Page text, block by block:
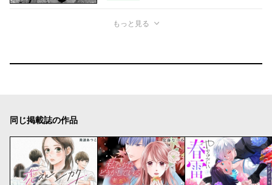
もっと見る
同じ掲載誌の作品